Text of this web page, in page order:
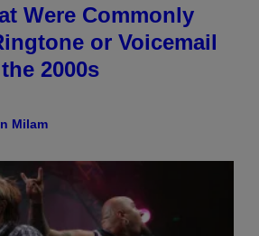
Were Commonly
or Voicemail
2000s
Milam